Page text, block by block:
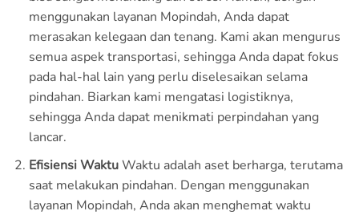
menggunakan layanan Mopindah, Anda dapat
merasakan kelegaan dan tenang. Kami akan mengurus
semua aspek transportasi, sehingga Anda dapat fokus
pada hal-hal lain yang perlu diselesaikan selama
pindahan. Biarkan kami mengatasi logistiknya,
sehingga Anda dapat menikmati perpindahan yang
lancar.
Efisiensi WaktuWaktu adalah aset berharga, terutama
saat melakukan pindahan. Dengan menggunakan
layanan Mopindah, Anda akan menghemat waktu